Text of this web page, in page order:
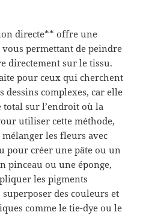
directe** offre une
permettant de peindre
directement sur le tissu.
pour ceux qui cherchent
dessins complexes, car elle
sur l’endroit où la
utiliser cette méthode,
les fleurs avec
pour créer une pâte ou un
pinceau ou une éponge,
les pigments
des couleurs et
comme le tie-dye ou le